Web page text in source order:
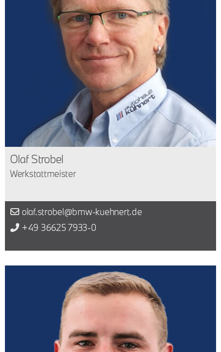
Olaf Strobel
Werkstattmeister
olaf.strobel@bmw-kuehnert.de
+49 36625 7933-0